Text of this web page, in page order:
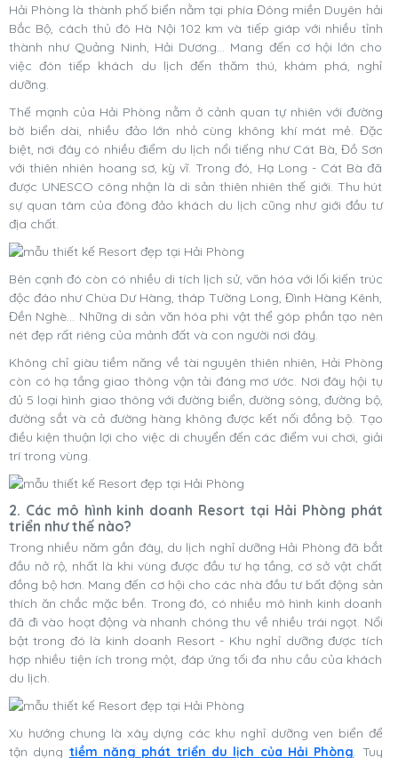
Hải Phòng là thành phố biển nằm tại phía Đông miền Duyên hải
Bắc Bộ, cách thủ đô Hà Nội 102 km và tiếp giáp với nhiều tỉnh
thành như Quảng Ninh, Hải Dương… Mang đến cơ hội lớn cho
việc đón tiếp khách du lịch đến thăm thú, khám phá, nghỉ
dưỡng.
Thế mạnh của Hải Phòng nằm ở cảnh quan tự nhiên với đường
bờ biển dài, nhiều đảo lớn nhỏ cùng không khí mát mẻ. Đặc
biệt, nơi đây có nhiều điểm du lịch nổi tiếng như Cát Bà, Đồ Sơn
với thiên nhiên hoang sơ, kỳ vĩ. Trong đó, Hạ Long - Cát Bà đã
được UNESCO công nhận là di sản thiên nhiên thế giới. Thu hút
sự quan tâm của đông đảo khách du lịch cũng như giới đầu tư
địa chất.
Bên cạnh đó còn có nhiều di tích lịch sử, văn hóa với lối kiến trúc
độc đáo như Chùa Dư Hàng, tháp Tường Long, Đình Hàng Kênh,
Đền Nghè… Những di sản văn hóa phi vật thể góp phần tạo nên
nét đẹp rất riêng của mảnh đất và con người nơi đây.
Không chỉ giàu tiềm năng về tài nguyên thiên nhiên, Hải Phòng
còn có hạ tầng giao thông vận tải đáng mơ ước. Nơi đây hội tụ
đủ 5 loại hình giao thông với đường biển, đường sông, đường bộ,
đường sắt và cả đường hàng không được kết nối đồng bộ. Tạo
điều kiện thuận lợi cho việc di chuyển đến các điểm vui chơi, giải
trí trong vùng.
2. Các mô hình kinh doanh Resort tại Hải Phòng phát
triển như thế nào?
Trong nhiều năm gần đây, du lịch nghỉ dưỡng Hải Phòng đã bắt
đầu nở rộ, nhất là khi vùng được đầu tư hạ tầng, cơ sở vật chất
đồng bộ hơn. Mang đến cơ hội cho các nhà đầu tư bất động sản
thích ăn chắc mặc bền. Trong đó, có nhiều mô hình kinh doanh
đã đi vào hoạt động và nhanh chóng thu về nhiều trái ngọt. Nổi
bật trong đó là kinh doanh Resort - Khu nghỉ dưỡng được tích
hợp nhiều tiện ích trong một, đáp ứng tối đa nhu cầu của khách
du lịch.
Xu hướng chung là xây dựng các khu nghỉ dưỡng ven biển để
tận dụng tiềm năng phát triển du lịch của Hải Phòng . Tuy